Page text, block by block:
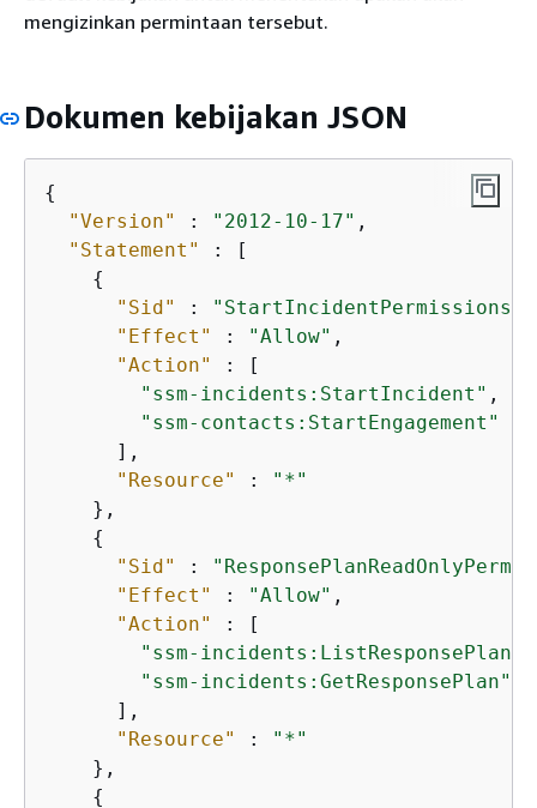
mengizinkan permintaan tersebut.
Dokumen kebijakan JSON
{
"Version"
: "2012-10-17" ,
"Statement"
: [
{
"Sid"
: "StartIncidentPermissions"
"Effect"
: "Allow" ,
"Action"
: [
"ssm-incidents:StartIncident" ,
"ssm-contacts:StartEngagement"
      ],
"Resource"
:
"*"
    },
{
"Sid"
:
"Effect"
: "Allow" ,
"Action"
: [
"ssm-incidents:ListResponsePlans"
"ssm-incidents:GetResponsePlan"
      ],
"Resource"
:
"*"
    },
{